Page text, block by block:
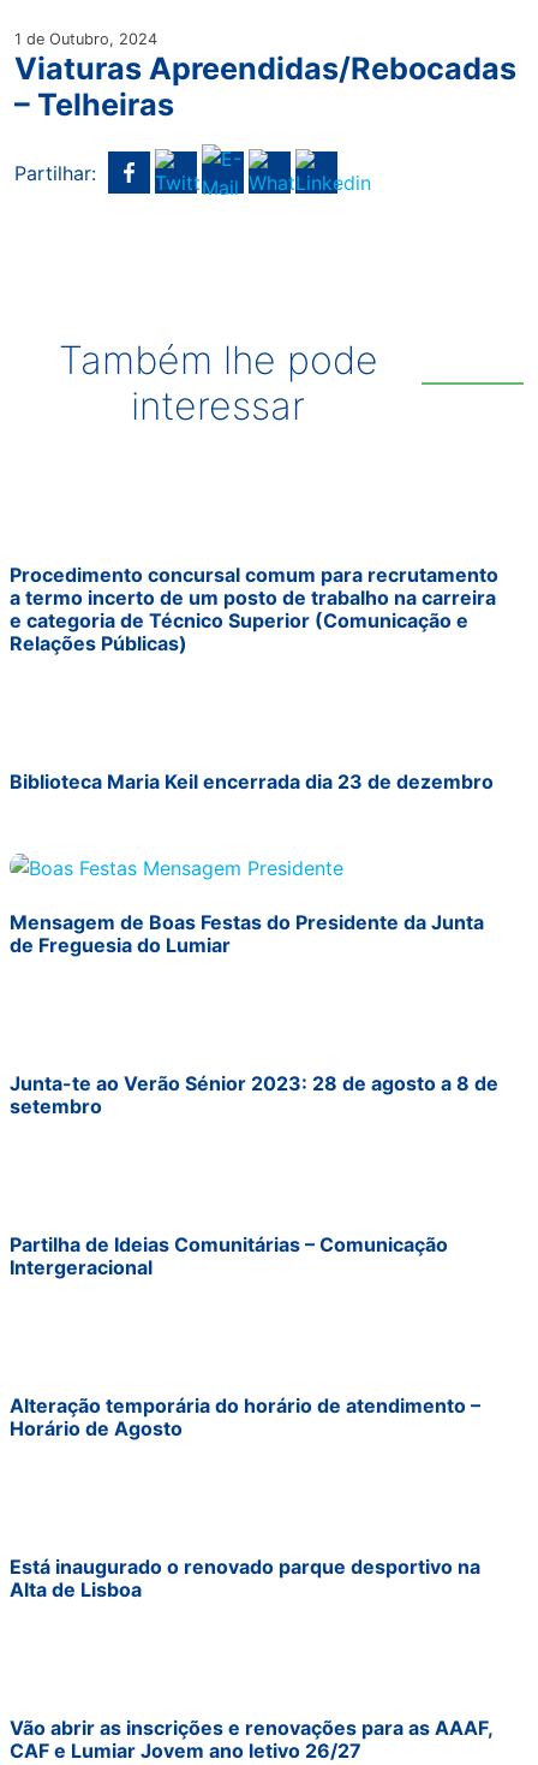
1 de Outubro, 2024
Viaturas Apreendidas/Rebocadas
– Telheiras
Partilhar:
Também lhe pode
interessar
Procedimento concursal comum para recrutamento
a termo incerto de um posto de trabalho na carreira
e categoria de Técnico Superior (Comunicação e
Relações Públicas)
Biblioteca Maria Keil encerrada dia 23 de dezembro
Mensagem de Boas Festas do Presidente da Junta
de Freguesia do Lumiar
Junta-te ao Verão Sénior 2023: 28 de agosto a 8 de
setembro
Partilha de Ideias Comunitárias – Comunicação
Intergeracional
Alteração temporária do horário de atendimento –
Horário de Agosto
Está inaugurado o renovado parque desportivo na
Alta de Lisboa
Vão abrir as inscrições e renovações para as AAAF,
CAF e Lumiar Jovem ano letivo 26/27